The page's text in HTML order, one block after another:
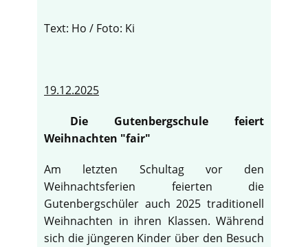
Text: Ho / Foto: Ki
19.12.2025
Die Gutenbergschule feiert
Weihnachten "fair"
Am letzten Schultag vor den
Weihnachtsferien feierten die
Gutenbergschüler auch 2025 traditionell
Weihnachten in ihren Klassen. Während
sich die jüngeren Kinder über den Besuch